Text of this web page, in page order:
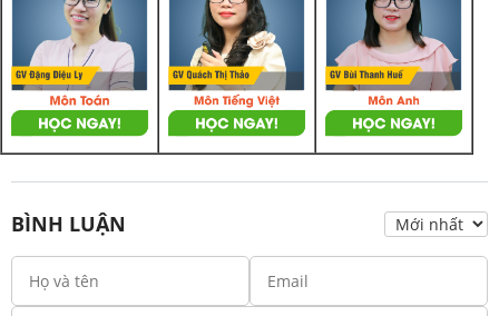
BÌNH LUẬN